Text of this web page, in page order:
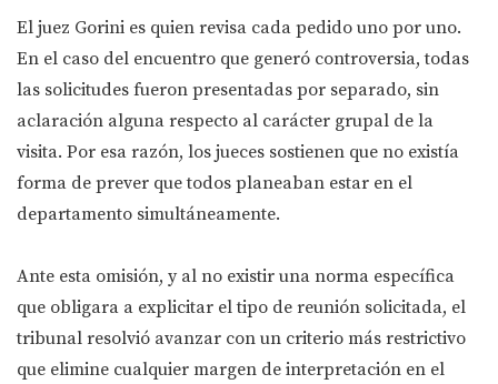
El juez Gorini es quien revisa cada pedido uno por uno.
En el caso del encuentro que generó controversia, todas
las solicitudes fueron presentadas por separado, sin
aclaración alguna respecto al carácter grupal de la
visita. Por esa razón, los jueces sostienen que no existía
forma de prever que todos planeaban estar en el
departamento simultáneamente.
Ante esta omisión, y al no existir una norma específica
que obligara a explicitar el tipo de reunión solicitada, el
tribunal resolvió avanzar con un criterio más restrictivo
que elimine cualquier margen de interpretación en el